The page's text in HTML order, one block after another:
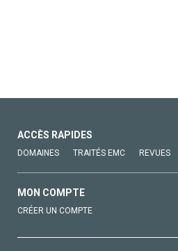
ACCÈS RAPIDES
DOMAINES TRAITÉS EMC REVUES
MON COMPTE
CRÉER UN COMPTE